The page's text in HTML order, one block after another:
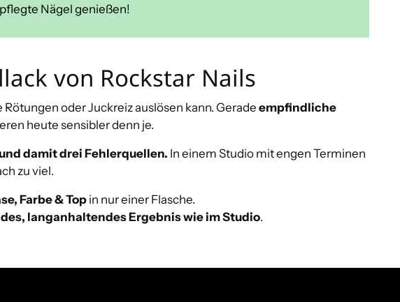
Nägel genießen!
von Rockstar Nails
oder Juckreiz auslösen kann. Geradeempfindliche
heute sensibler denn je.
damit drei Fehlerquellen. In einem Studio mit engen Terminen
zu viel.
Farbe & Topin nur einer Flasche.
langanhaltendes Ergebnis wie im Studio.